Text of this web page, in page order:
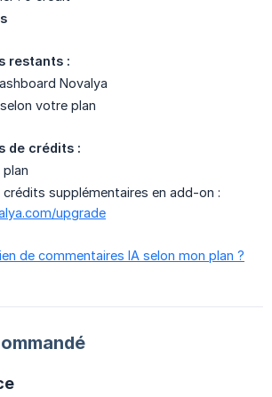
restants :
Novalya
votre plan
de crédits :
supplémentaires en add-on :
upgrade
de commentaires IA selon mon plan ?